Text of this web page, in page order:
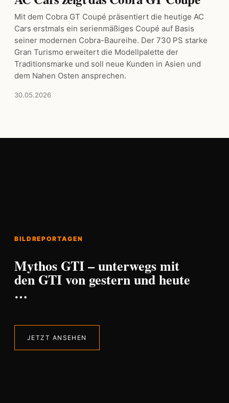
Mit dem Cobra GT Coupé präsentiert die heutige AC
Cars erstmals ein serienmäßiges Coupé auf Basis
seiner modernen Cobra-Baureihe. Der 730 PS starke
Gran Turismo erweitert die Modellpalette der
Traditionsmarke und soll neue Kunden in Asien und
dem Nahen Osten ansprechen.
30.05.2026
BILDREPORTAGEN
Mythos GTI – unterwegs mit
den GTI von gestern und heute
…
JETZT ANSEHEN